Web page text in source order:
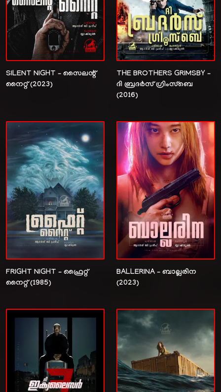
SILENT NIGHT – സൈലന്റ്
നൈറ്റ്‌ (2023)
THE BROTHERS GRIMSBY –
ദി ബ്രദർസ് ഗ്രിംസ്‌ബെ
(2016)
FRIGHT NIGHT – ഫ്രൈറ്റ്
നൈറ്റ്‌ (1985)
BALLERINA – ബാല്ലരിന
(2023)